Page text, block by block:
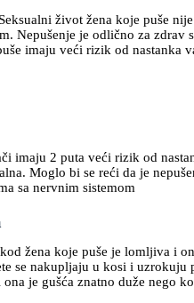
život žena koje puše
Nepušenje je odlično za zdrav
imaju veći rizik od nastanka
imaju 2 puta veći rizik od
Moglo bi se reći da je
sa nervnim sistemom
žena koje puše je lomljiva i
se nakupljaju u kosi i uzrokuju
ona je gušća znatno duže nego